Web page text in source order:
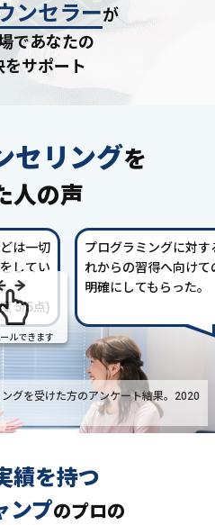
ンセラーが
であなたの
をサポート
セリングを
人の声
は一切
してい
5/5点)
プログラミングに対
れからの習得へ向け
明確にしてもらった。
ルできます
グを受けた方のアンケート結果。2020
績を持つ
ンプのプロの